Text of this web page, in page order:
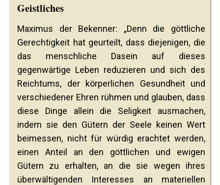
Geistliches
Maximus der Bekenner: „Denn die göttliche
Gerechtigkeit hat geurteilt, dass diejenigen, die
das menschliche Dasein auf dieses
gegenwärtige Leben reduzieren und sich des
Reichtums, der körperlichen Gesundheit und
verschiedener Ehren rühmen und glauben, dass
diese Dinge allein die Seligkeit ausmachen,
indem sie den Gütern der Seele keinen Wert
beimessen, nicht für würdig erachtet werden,
einen Anteil an den göttlichen und ewigen
Gütern zu erhalten, an die sie wegen ihres
überwältigenden Interesses an materiellen